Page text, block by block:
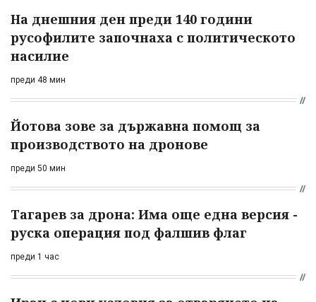
На днешния ден преди 140 години
русофилите започнаха с политическото
насилие
преди 48 мин
Йотова зове за държавна помощ за
производството на дронове
преди 50 мин
Тагарев за дрона: Има още една версия -
руска операция под фалшив флаг
преди 1 час